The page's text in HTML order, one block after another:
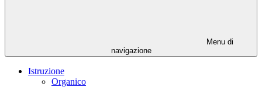
Menu di
navigazione
Istruzione
Organico